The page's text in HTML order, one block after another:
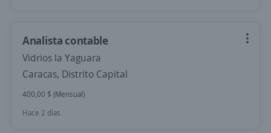
Analista contable
Vidrios la Yaguara
Caracas, Distrito Capital
400,00 $ (Mensual)
Hace 2 días